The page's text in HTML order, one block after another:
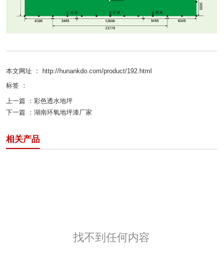
本文网址 ： http://hunankdo.com/product/192.html
标签 ：
上一篇 ： 彩色透水地坪
下一篇 ： 湖南环氧地坪漆厂家
相关产品
找不到任何内容